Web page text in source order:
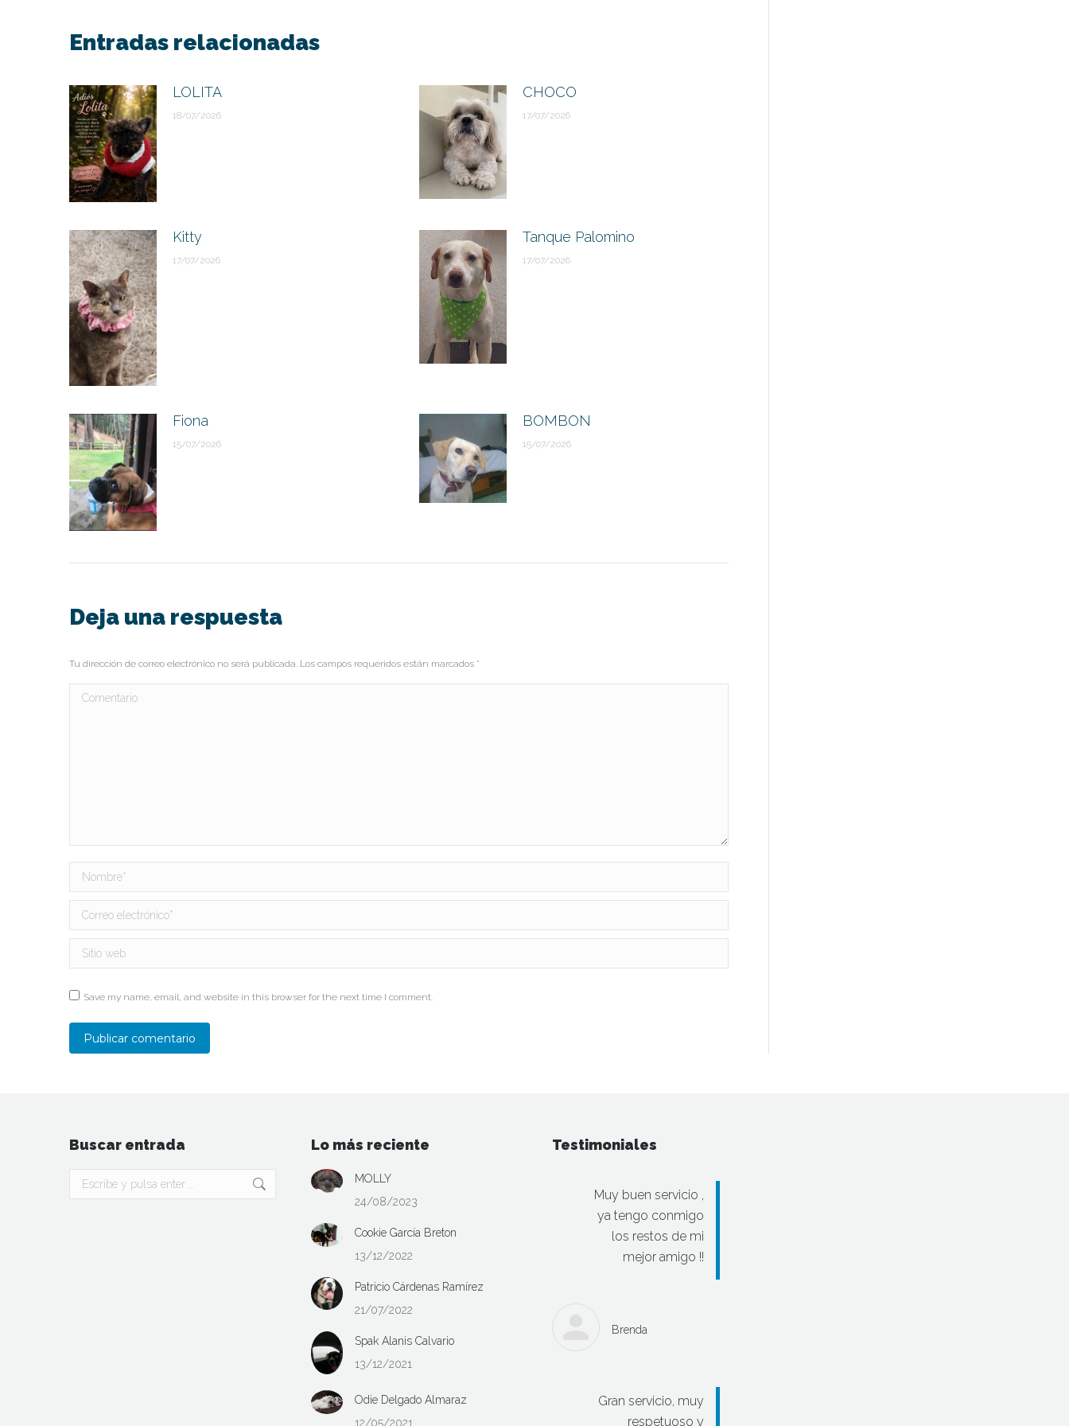
publicaciones
Entradas relacionadas
LOLITA
18/07/2026
CHOCO
17/07/2026
Kitty
17/07/2026
Tanque Palomino
17/07/2026
Fiona
15/07/2026
BOMBON
15/07/2026
Deja una respuesta
Tu dirección de correo electrónico no será publicada. Los campos requeridos están marcados *
Comentario
Nombre *
Correo electrónico *
Sitio web
Save my name, email, and website in this browser for the next time I comment.
Publicar comentario
Buscar entrada
Buscar:
Lo más reciente
MOLLY
24/08/2023
Cookie García Breton
13/12/2022
Patricio Cárdenas Ramírez
21/07/2022
Spak Alanis Calvario
13/12/2021
Odie Delgado Almaraz
12/05/2021
Testimoniales
Muy buen servicio ,
ya tengo conmigo
los restos de mi
mejor amigo !!
Brenda
Gran servicio, muy
respetuoso y